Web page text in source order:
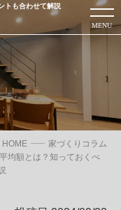
トも合わせて解説
MENU
HOME
家づくりコラム
均額とは？知っておくべ